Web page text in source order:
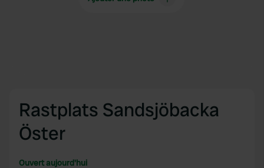
Rastplats Sandsjöbacka
Öster
Ouvert aujourd'hui